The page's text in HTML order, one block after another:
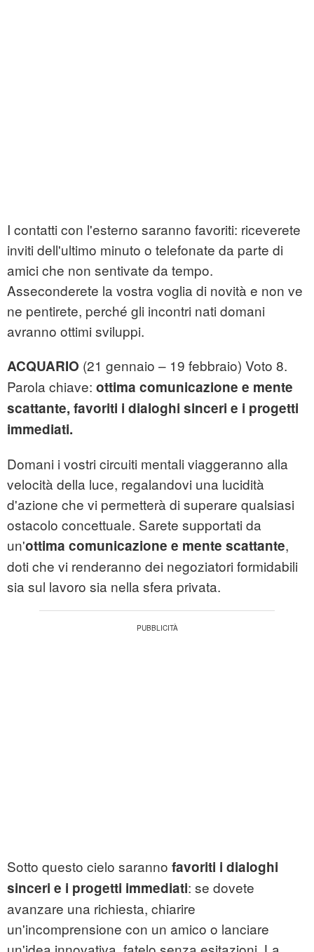
I contatti con l'esterno saranno favoriti: riceverete
inviti dell'ultimo minuto o telefonate da parte di
amici che non sentivate da tempo.
Asseconderete la vostra voglia di novità e non ve
ne pentirete, perché gli incontri nati domani
avranno ottimi sviluppi.
ACQUARIO (21 gennaio – 19 febbraio) Voto 8.
Parola chiave: ottima comunicazione e mente
scattante, favoriti i dialoghi sinceri e i progetti
immediati.
Domani i vostri circuiti mentali viaggeranno alla
velocità della luce, regalandovi una lucidità
d'azione che vi permetterà di superare qualsiasi
ostacolo concettuale. Sarete supportati da
un'ottima comunicazione e mente scattante,
doti che vi renderanno dei negoziatori formidabili
sia sul lavoro sia nella sfera privata.
Sotto questo cielo saranno favoriti i dialoghi
sinceri e i progetti immediati: se dovete
avanzare una richiesta, chiarire
un'incomprensione con un amico o lanciare